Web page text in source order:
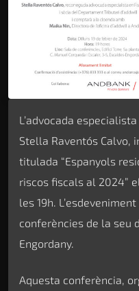
L’advocada
Stella Raventós Calvo,
titulada “Espanyols
riscos fiscals al 2024”
les 19h.
conferències de la seu
Engordany.
Aquesta conferència,